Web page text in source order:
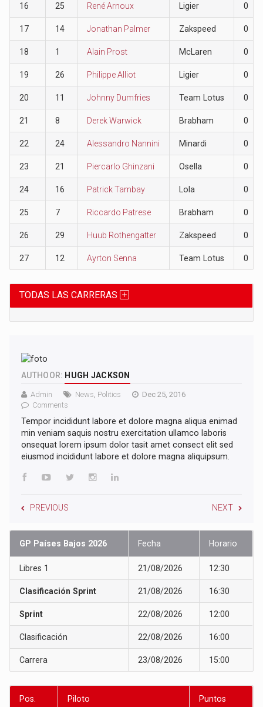
16 25 René Arnoux Ligier 0
17 14 Jonathan Palmer Zakspeed 0
18 1 Alain Prost McLaren 0
19 26 Philippe Alliot Ligier 0
20 11 Johnny Dumfries Team Lotus 0
21 8 Derek Warwick Brabham 0
22 24 Alessandro Nannini Minardi 0
23 21 Piercarlo Ghinzani Osella 0
24 16 Patrick Tambay Lola 0
25 7 Riccardo Patrese Brabham 0
26 29 Huub Rothengatter Zakspeed 0
27 12 Ayrton Senna Team Lotus 0
TODAS LAS CARRERAS
AUTHOOR: HUGH JACKSON
Admin News Politics
Dec 25, 2016
Comments
Tempor incididunt labore et dolore magna aliqua enimad
min veniam saquis nostru exercitation ullamco laboris
onsequat lorem ipsum dolor tasit amet consect elit sed
eiusmod incididunt labore et dolore magna aliquipsum.
PREVIOUS NEXT
GP Países Bajos 2026 Fecha Horario
Libres 1 21/08/2026 12:30
Clasificación Sprint 21/08/2026 16:30
Sprint 22/08/2026 12:00
Clasificación 22/08/2026 16:00
Carrera 23/08/2026 15:00
Pos. Piloto Puntos